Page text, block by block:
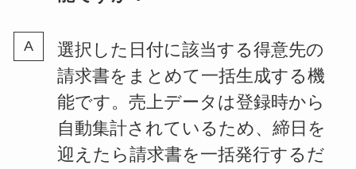
選択した日付に該当する得意先の
請求書をまとめて一括生成する機
能です。売上データは登録時から
自動集計されているため、締日を
迎えたら請求書を一括発行するだ